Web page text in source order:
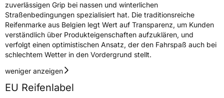
zuverlässigen Grip bei nassen und winterlichen
Straßenbedingungen spezialisiert hat. Die traditionsreiche
Reifenmarke aus Belgien legt Wert auf Transparenz, um Kunden
verständlich über Produkteigenschaften aufzuklären, und
verfolgt einen optimistischen Ansatz, der den Fahrspaß auch bei
schlechtem Wetter in den Vordergrund stellt.
weniger anzeigen
EU Reifenlabel